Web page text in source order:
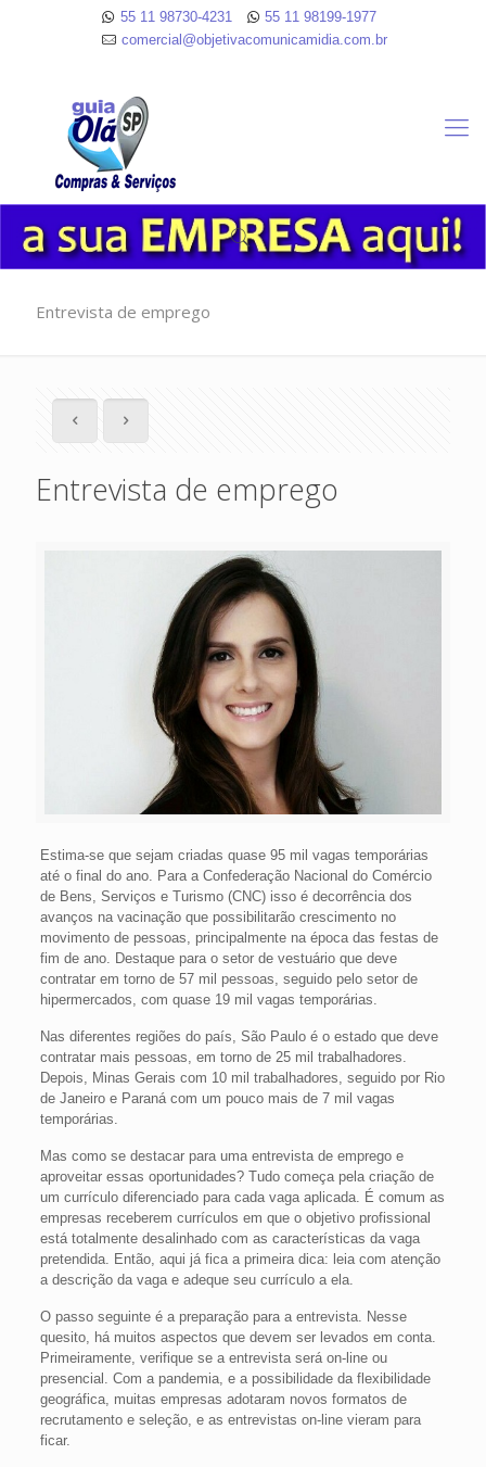
55 11 98730-4231
55 11 98199-1977
comercial@objetivacomunicamidia.com.br
Entrevista de emprego
Entrevista de emprego
Estima-se que sejam criadas quase 95 mil vagas temporárias
até o final do ano. Para a Confederação Nacional do Comércio
de Bens, Serviços e Turismo (CNC) isso é decorrência dos
avanços na vacinação que possibilitarão crescimento no
movimento de pessoas, principalmente na época das festas de
fim de ano. Destaque para o setor de vestuário que deve
contratar em torno de 57 mil pessoas, seguido pelo setor de
hipermercados, com quase 19 mil vagas temporárias.
Nas diferentes regiões do país, São Paulo é o estado que deve
contratar mais pessoas, em torno de 25 mil trabalhadores.
Depois, Minas Gerais com 10 mil trabalhadores, seguido por Rio
de Janeiro e Paraná com um pouco mais de 7 mil vagas
temporárias.
Mas como se destacar para uma entrevista de emprego e
aproveitar essas oportunidades? Tudo começa pela criação de
um currículo diferenciado para cada vaga aplicada. É comum as
empresas receberem currículos em que o objetivo profissional
está totalmente desalinhado com as características da vaga
pretendida. Então, aqui já fica a primeira dica: leia com atenção
a descrição da vaga e adeque seu currículo a ela.
O passo seguinte é a preparação para a entrevista. Nesse
quesito, há muitos aspectos que devem ser levados em conta.
Primeiramente, verifique se a entrevista será on-line ou
presencial. Com a pandemia, e a possibilidade da flexibilidade
geográfica, muitas empresas adotaram novos formatos de
recrutamento e seleção, e as entrevistas on-line vieram para
ficar.